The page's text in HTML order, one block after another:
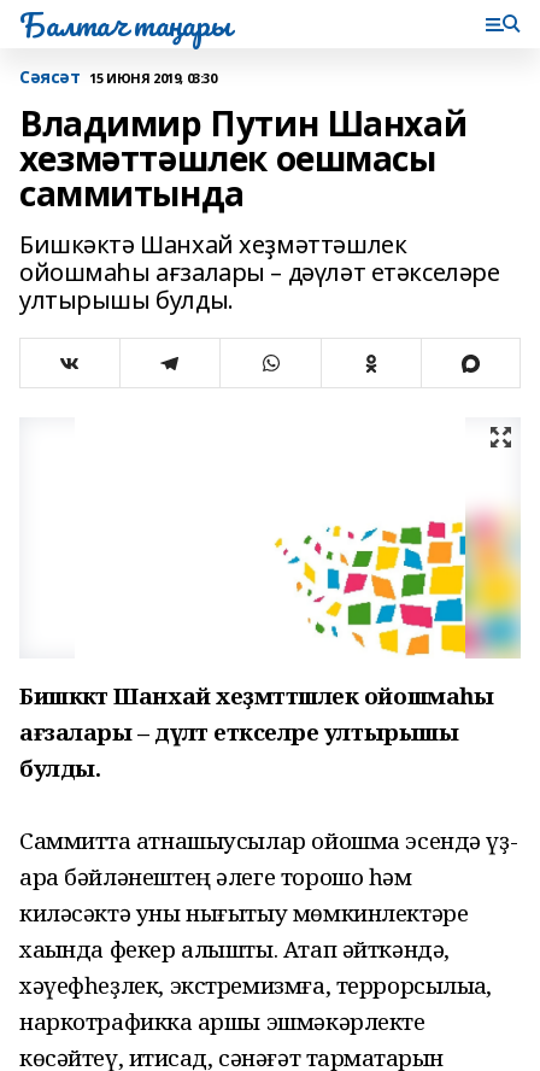
Балтач таңнары
Сәясәт 15 ИЮНЯ 2019, 03:30
Владимир Путин Шанхай
хезмәттәшлек оешмасы
саммитында
Бишкәктә Шанхай хеҙмәттәшлек
ойошмаһы ағзалары – дәүләт етәкселәре
ултырышы булды.
Бишкәктә Шанхай хеҙмәттәшлек ойошмаһы
ағзалары – дәүләт етәкселәре ултырышы
булды.
Саммитта ҡатнашыусылар ойошма эсендә үҙ-
ара бәйләнештең әлеге торошо һәм
киләсәктә уны нығытыу мөмкинлектәре
хаҡында фекер алышты. Атап әйткәндә,
хәүефһеҙлек, экстремизмға, террорсылыҡҡа,
наркотрафикка ҡаршы эшмәкәрлекте
көсәйтеү, иҡтисад, сәнәғәт тармаҡтарын